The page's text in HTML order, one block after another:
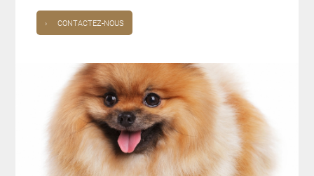
› CONTACTEZ-NOUS